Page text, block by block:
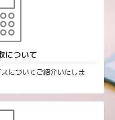
について
についてご紹介いたしま